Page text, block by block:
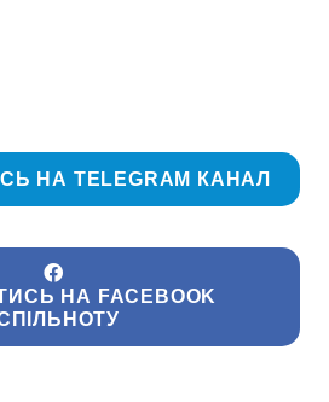
НА TELEGRAM КАНАЛ
НА FACEBOOK